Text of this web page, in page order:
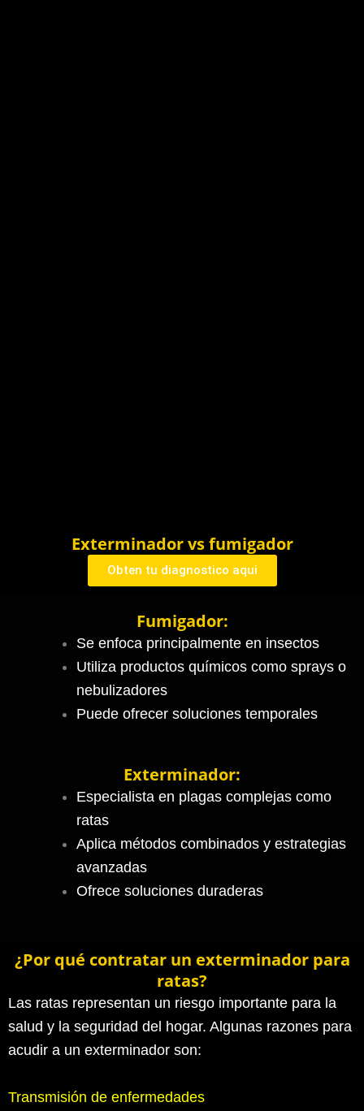
Exterminador vs fumigador
Obten tu diagnostico aqui
Fumigador:
Se enfoca principalmente en insectos
Utiliza productos químicos como sprays o
nebulizadores
Puede ofrecer soluciones temporales
Exterminador:
Especialista en plagas complejas como
ratas
Aplica métodos combinados y estrategias
avanzadas
Ofrece soluciones duraderas
¿Por qué contratar un exterminador para
ratas?
Las ratas representan un riesgo importante para la
salud y la seguridad del hogar. Algunas razones para
acudir a un exterminador son:
Transmisión de enfermedades